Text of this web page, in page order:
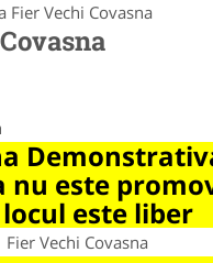
Fier Vechi Covasna
nu este
este liber
Fier Vechi Covasna